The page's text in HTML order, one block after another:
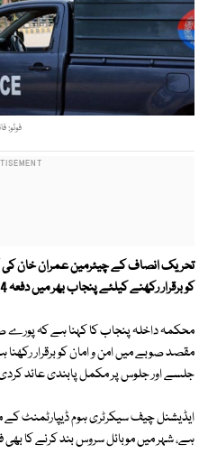
فوٹو:
تحریک انصاف کے چیئرمین عمران خان کی
کو برقرار رکھنے کیلئے پنجاب بھر میں دفعہ 144 نافذ کردی گئی ہے۔
جلسے اور جلوس پر مکمل پابندی عائد
ایڈیشنل چیف سیکرٹری ہوم ڈیپارٹمنٹ کے
ہے، شہر میں موبائل سروس بند کرنے کا بھی